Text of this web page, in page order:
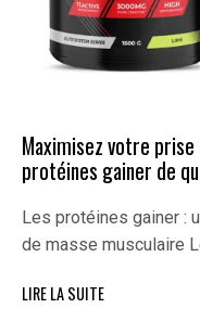
Maximisez votre
protéines gainer de
Les protéines gainer :
de masse musculaire
LIRE LA SUITE